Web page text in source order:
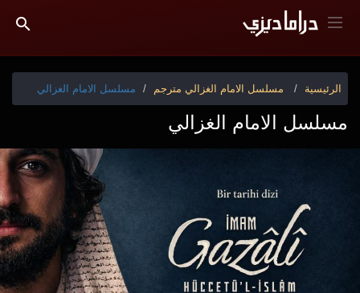
الرئيسية مسلسل الامام الغزالي مترجم مسلسل الامام الغزالي
مسلسل الامام الغزالي